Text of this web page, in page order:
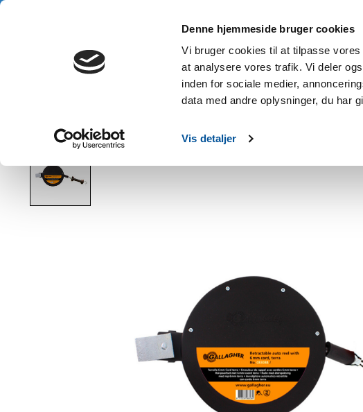
Denne hjemmeside bruger cookies
Vi bruger cookies til at tilpasse
at analysere vores trafik. Vi deler
inden for sociale medier,
data med andre oplysninger, du har
Vis detaljer
Hjem
Product image slideshow Items